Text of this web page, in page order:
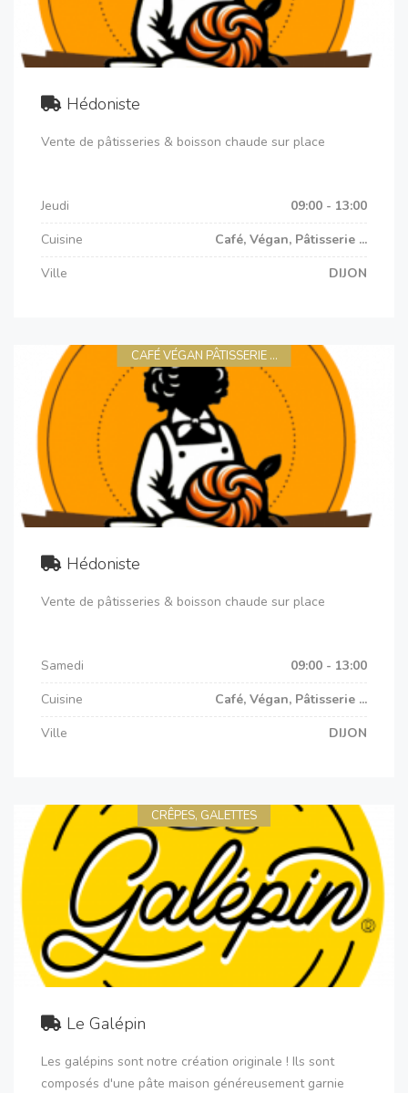
Hédoniste
Vente de pâtisseries & boisson chaude sur place
Jeudi
09:00 - 13:00
Cuisine
Café, Végan, Pâtisserie ...
Ville
DIJON
CAFÉ VÉGAN PÂTISSERIE ...
Hédoniste
Vente de pâtisseries & boisson chaude sur place
Samedi
09:00 - 13:00
Cuisine
Café, Végan, Pâtisserie ...
Ville
DIJON
CRÊPES, GALETTES
Le Galépin
Les galépins sont notre création originale ! Ils sont
composés d'une pâte maison généreusement garnie